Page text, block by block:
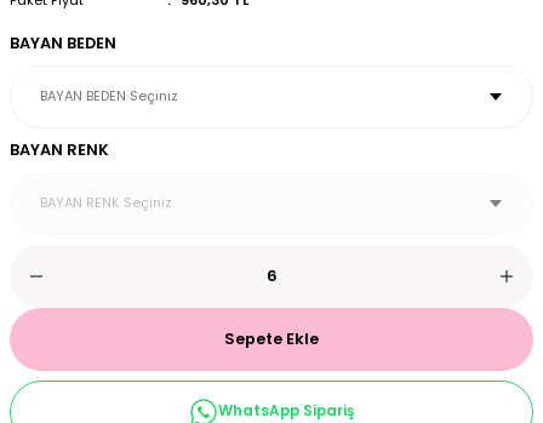
& Büstiyer Takım
BAYAN BEDEN
BAYAN RENK
Sepete Ekle
WhatsApp Sipariş